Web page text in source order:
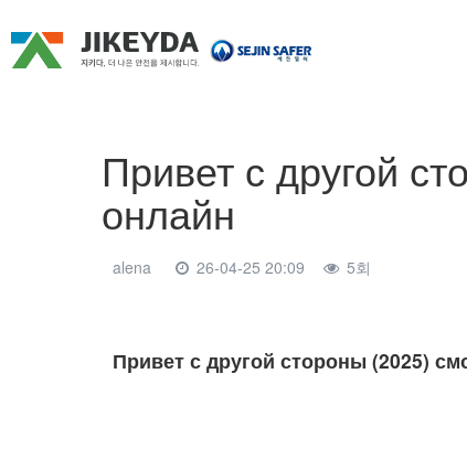
Привет с другой
онлайн
alena 26-04-25 20:09 5회
본문
Привет с другой стороны (2025)